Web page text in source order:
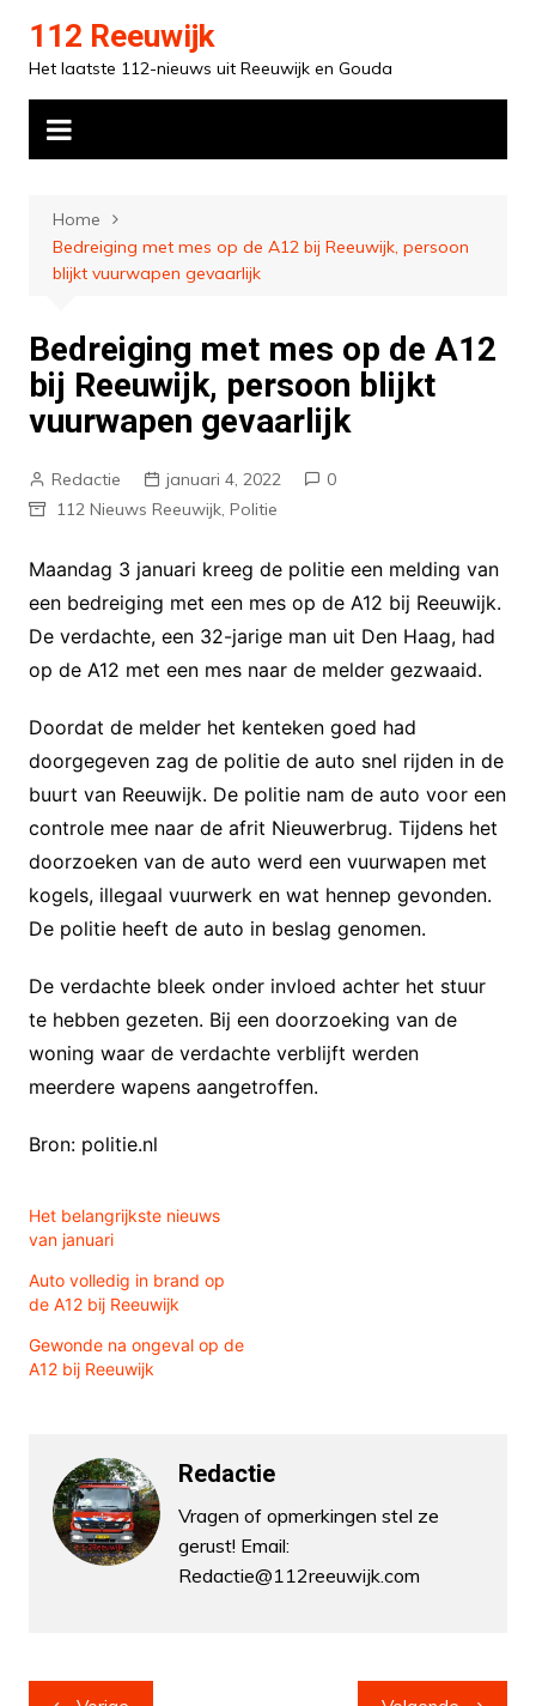
inhoud
112 Reeuwijk
Het laatste 112-nieuws uit Reeuwijk en Gouda
Home
Bedreiging met mes op de A12 bij Reeuwijk, persoon
blijkt vuurwapen gevaarlijk
Bedreiging met mes op de A12
bij Reeuwijk, persoon blijkt
vuurwapen gevaarlijk
Redactie januari 4, 2022
0
112 Nieuws Reeuwijk, Politie
Maandag 3 januari kreeg de politie een melding van
een bedreiging met een mes op de A12 bij Reeuwijk.
De verdachte, een 32-jarige man uit Den Haag, had
op de A12 met een mes naar de melder gezwaaid.
Doordat de melder het kenteken goed had
doorgegeven zag de politie de auto snel rijden in de
buurt van Reeuwijk. De politie nam de auto voor een
controle mee naar de afrit Nieuwerbrug. Tijdens het
doorzoeken van de auto werd een vuurwapen met
kogels, illegaal vuurwerk en wat hennep gevonden.
De politie heeft de auto in beslag genomen.
De verdachte bleek onder invloed achter het stuur
te hebben gezeten. Bij een doorzoeking van de
woning waar de verdachte verblijft werden
meerdere wapens aangetroffen.
Bron: politie.nl
Het belangrijkste nieuws
van januari
Auto volledig in brand op
de A12 bij Reeuwijk
Gewonde na ongeval op de
A12 bij Reeuwijk
Redactie
Vragen of opmerkingen stel ze
gerust! Email:
Redactie@112reeuwijk.com
Bericht